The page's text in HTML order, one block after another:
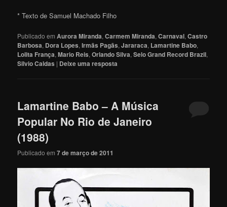
* Texto de Samuel Machado Filho
Publicado em Aurora Miranda,Carmem Miranda,Carnaval,Castro
Barbosa, Dora Lopes,Irmãs Pagãs,Jararaca, Lamartine Babo,
Lolita França,Mario Reis,Orlando Silva,Selo Grand Record Brazil,
Silvio Caldas | Deixe uma resposta
Lamartine Babo – A Música
Popular No Rio de Janeiro
(1988)
Publicado em7 de março de 2011